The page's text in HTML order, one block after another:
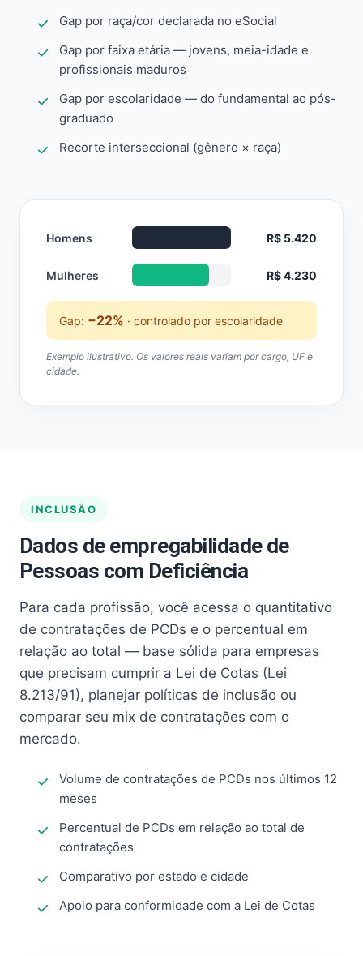
Gap por raça/cor declarada no eSocial
Gap por faixa etária — jovens, meia-idade e
profissionais maduros
Gap por escolaridade — do fundamental ao pós-
graduado
Recorte interseccional (gênero × raça)
Homens R$ 5.420
Mulheres R$ 4.230
Gap: −22% · controlado por escolaridade
Exemplo ilustrativo. Os valores reais variam por cargo, UF e
cidade.
INCLUSÃO
Dados de empregabilidade de
Pessoas com Deficiência
Para cada profissão, você acessa o quantitativo
de contratações de PCDs e o percentual em
relação ao total — base sólida para empresas
que precisam cumprir a Lei de Cotas (Lei
8.213/91), planejar políticas de inclusão ou
comparar seu mix de contratações com o
mercado.
Volume de contratações de PCDs nos últimos 12
meses
Percentual de PCDs em relação ao total de
contratações
Comparativo por estado e cidade
Apoio para conformidade com a Lei de Cotas